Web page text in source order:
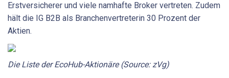
Erstversicherer und viele namhafte Broker vertreten. Zudem
hält die IG B2B als Branchenvertreterin 30 Prozent der
Aktien.
Die Liste der EcoHub-Aktionäre (Source: zVg)